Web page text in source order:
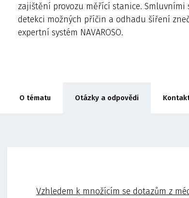
zajištění provozu měřící stanice. Smluvními
detekci možných příčin a odhadu šíření
expertní systém NAVAROSO.
O tématu Otázky a odpovědi
Vzhledem k množícím se dotazům z